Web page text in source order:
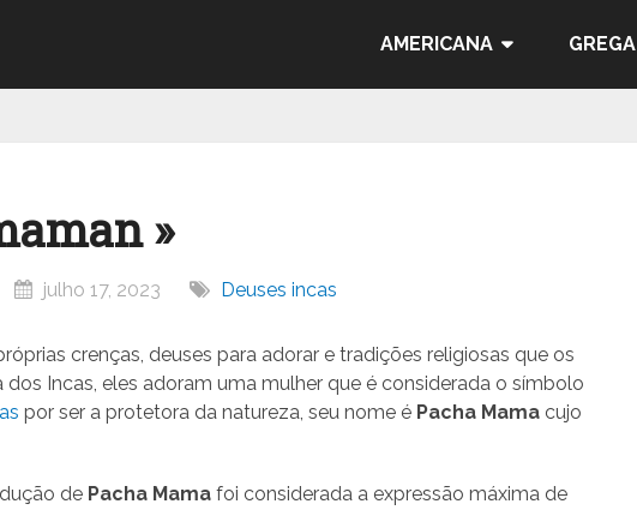
AMERICANA GREGA
»
julho 17, 2023 Deuses incas
crenças, deuses para adorar e tradições religiosas que os
Incas, eles adoram uma mulher que é considerada o símbolo
por ser a protetora da natureza, seu nome é Pacha Mama cujo
de Pacha Mama foi considerada a expressão máxima de